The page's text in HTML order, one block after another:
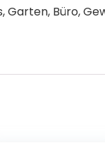
Büro,